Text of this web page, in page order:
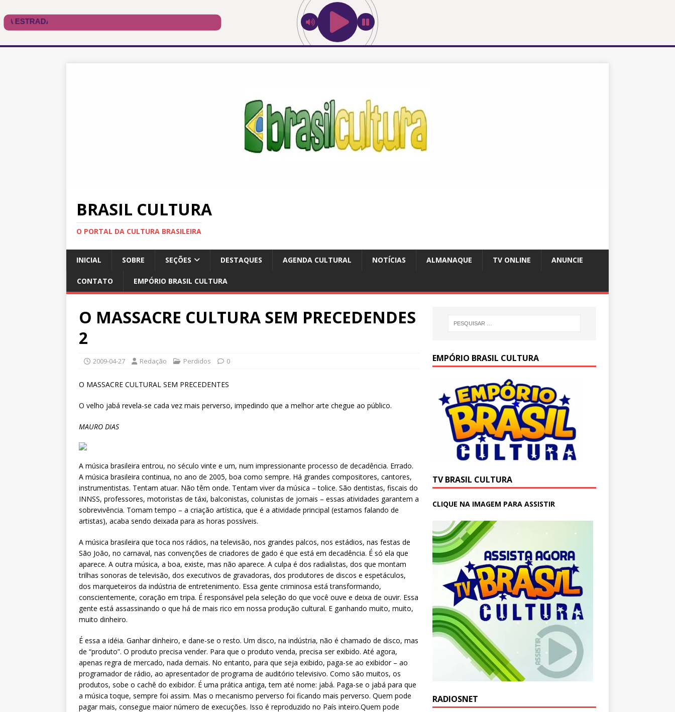
BRASIL CULTURA
O PORTAL DA CULTURA BRASILEIRA
INICIAL SOBRE SEÇÕES DESTAQUES AGENDA CULTURAL NOTÍCIAS ALMANAQUE TV ONLINE ANUNCIE
CONTATO EMPÓRIO BRASIL CULTURA
O MASSACRE CULTURA SEM PRECEDENDES
2
2009-04-27 Redação Perdidos 0
O MASSACRE CULTURAL SEM PRECEDENTES
O velho jabá revela-se cada vez mais perverso, impedindo que a melhor arte chegue ao público.
MAURO DIAS
A música brasileira entrou, no século vinte e um, num impressionante processo de decadência. Errado.
A música brasileira continua, no ano de 2005, boa como sempre. Há grandes compositores, cantores,
instrumentistas. Tentam atuar. Não têm onde. Tentam viver da música – tolice. São dentistas, fiscais do
INNSS, professores, motoristas de táxi, balconistas, colunistas de jornais – essas atividades garantem a
sobrevivência. Tomam tempo – a criação artística, que é a atividade principal (estamos falando de
artistas), acaba sendo deixada para as horas possíveis.
A música brasileira que toca nos rádios, na televisão, nos grandes palcos, nos estádios, nas festas de
São João, no carnaval, nas convenções de criadores de gado é que está em decadência. É só ela que
aparece. A outra música, a boa, existe, mas não aparece. A culpa é dos radialistas, dos que montam
trilhas sonoras de televisão, dos executivos de gravadoras, dos produtores de discos e espetáculos,
dos marqueteiros da indústria de entretenimento. Essa gente criminosa está transformando,
conscientemente, coração em tripa. É responsável pela seleção do que você ouve e deixa de ouvir. Essa
gente está assassinando o que há de mais rico em nossa produção cultural. E ganhando muito, muito,
muito dinheiro.
É essa a idéia. Ganhar dinheiro, e dane-se o resto. Um disco, na indústria, não é chamado de disco, mas
de “produto”. O produto precisa vender. Para que o produto venda, precisa ser exibido. Até agora,
apenas regra de mercado, nada demais. No entanto, para que seja exibido, paga-se ao exibidor – ao
programador de rádio, ao apresentador de programa de auditório televisivo. Como são muitos, os
produtos, sobe o cachê do exibidor. É uma prática antiga, tem até nome: jabá. Paga-se o jabá para que
a música toque, sempre foi assim. Mas o mecanismo perverso foi ficando mais perverso. Quem pode
pagar mais, consegue maior número de execuções. Isso é reproduzido no País inteiro.Quem pode
EMPÓRIO BRASIL CULTURA
TV BRASIL CULTURA
CLIQUE NA IMAGEM PARA ASSISTIR
RADIOSNET